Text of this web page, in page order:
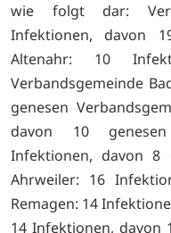
wie folgt dar:
Infektionen, davon
Altenahr: 10
Verbandsgemeinde
genesen
davon 10
Infektionen, davon 8
Ahrweiler: 16
Remagen: 14
14 Infektionen, davon